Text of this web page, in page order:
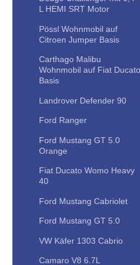
L HEMI SRT Motor
Pössl Wohnmobil auf
Citroen Jumper Basis
Carthago Malibu
Wohnmobil auf Fiat Ducato
Basis
Landrover Defender 90
Ford Ranger
Ford Mustang GT 5.0
Orange
Fiat Ducato Womo Heavy
40
Ford Mustang Cabriolet
Ford Mustang GT 5.0
VW Käfer 1303 Cabrio
Camaro V8 6.7L